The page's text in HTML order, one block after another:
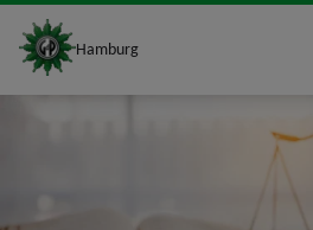
site_logo
Hamburg